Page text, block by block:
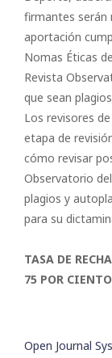
firmantes serán
aportación
Nomas Éticas
Revista
que sean
Los revisores
etapa de
cómo revisar
Observatorio
plagios y
para su
TASA DE
75 POR CIENTO
Open Journal